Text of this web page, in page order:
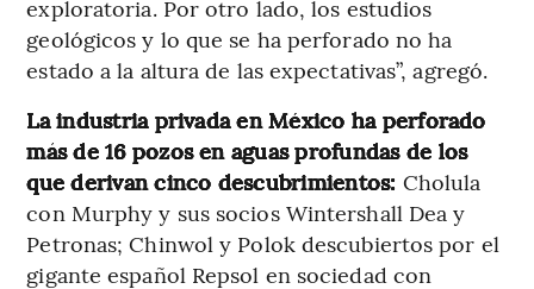
exploratoria. Por otro lado, los estudios
geológicos y lo que se ha perforado no ha
estado a la altura de las expectativas”, agregó.
La industria privada en México ha perforado
más de 16 pozos en aguas profundas de los
que derivan cinco descubrimientos: Cholula
con Murphy y sus socios Wintershall Dea y
Petronas; Chinwol y Polok descubiertos por el
gigante español Repsol en sociedad con